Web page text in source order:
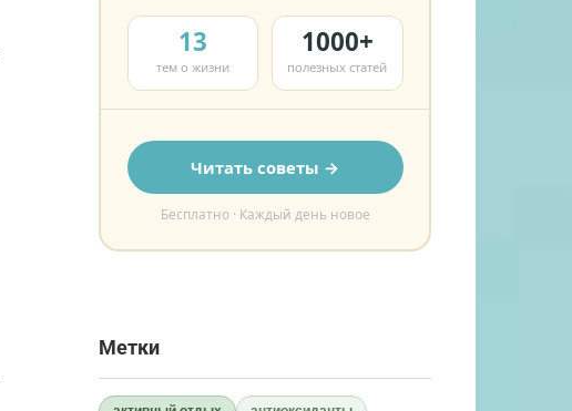
13
тем о жизни
1000+
полезных статей
Читать советы →
Бесплатно · Каждый день новое
Метки